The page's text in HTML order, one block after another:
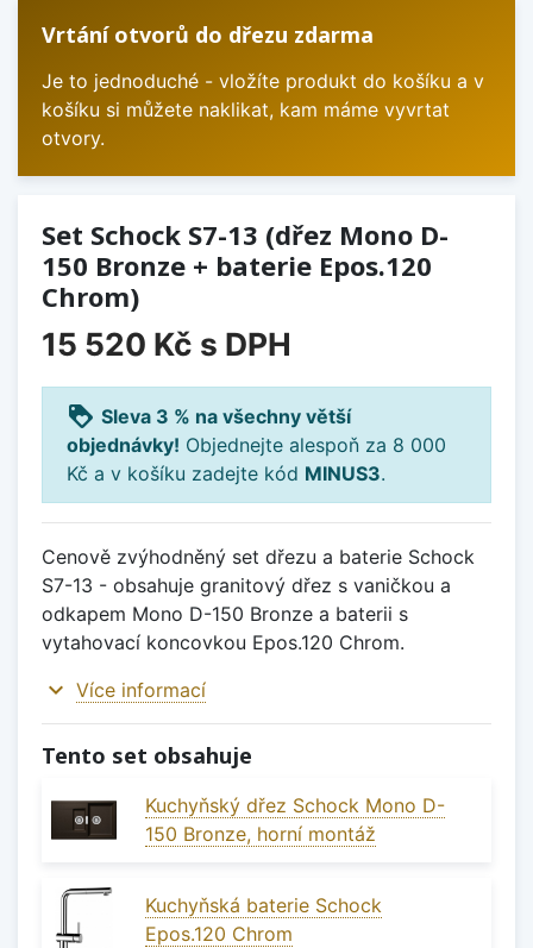
Vrtání otvorů do dřezu zdarma
Je to jednoduché - vložíte produkt do košíku a v
košíku si můžete naklikat, kam máme vyvrtat
otvory.
Set Schock S7-13 (dřez Mono D-
150 Bronze + baterie Epos.120
Chrom)
15 520 Kč s DPH
loyalty Sleva 3 % na všechny větší
objednávky! Objednejte alespoň za 8 000
Kč a v košíku zadejte kód MINUS3.
Cenově zvýhodněný set dřezu a baterie Schock
S7-13 - obsahuje granitový dřez s vaničkou a
odkapem Mono D-150 Bronze a baterii s
vytahovací koncovkou Epos.120 Chrom.
expand_more Více informací
Tento set obsahuje
Kuchyňský dřez Schock Mono D-
150 Bronze, horní montáž
Kuchyňská baterie Schock
Epos.120 Chrom